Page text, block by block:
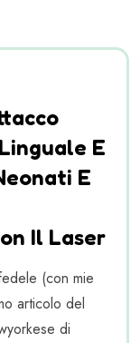
E
E
Il Laser
(con mie
articolo del
di